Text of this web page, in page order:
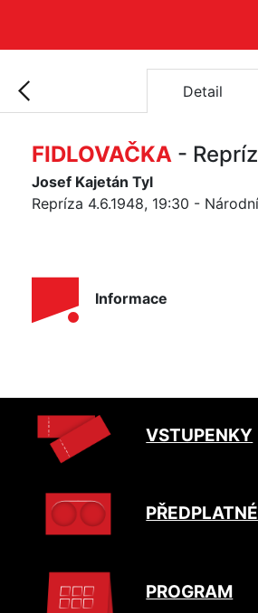
Detail
FIDLOVAČKA -
Josef Kajetán Tyl
Repríza 4.6.1948, 19:30 -
Informace
VSTUPENKY
PŘEDPLATNÉ
PROGRAM